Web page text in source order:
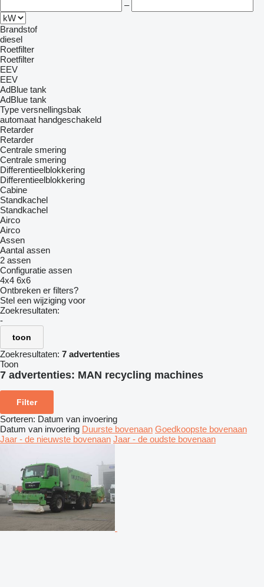
–
Brandstof
diesel
Roetfilter
Roetfilter
EEV
EEV
AdBlue tank
AdBlue tank
Type versnellingsbak
automaat handgeschakeld
Retarder
Retarder
Centrale smering
Centrale smering
Differentieelblokkering
Differentieelblokkering
Cabine
Standkachel
Standkachel
Airco
Airco
Assen
Aantal assen
2 assen
Configuratie assen
4x4 6x6
Ontbreken er filters?
Stel een wijziging voor
Zoekresultaten:
-
toon
Zoekresultaten: 7 advertenties
Toon
7 advertenties: MAN recycling machines
Filter
Sorteren: Datum van invoering
Datum van invoering Duurste bovenaan Goedkoopste bovenaan
Jaar - de nieuwste bovenaan Jaar - de oudste bovenaan